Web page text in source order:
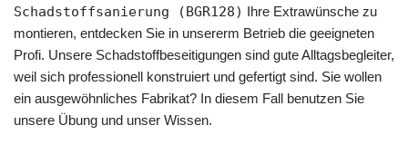
Schadstoffsanierung (BGR128) Ihre Extrawünsche zu
montieren, entdecken Sie in unsererm Betrieb die geeigneten
Profi. Unsere Schadstoffbeseitigungen sind gute Alltagsbegleiter,
weil sich professionell konstruiert und gefertigt sind. Sie wollen
ein ausgewöhnliches Fabrikat? In diesem Fall benutzen Sie
unsere Übung und unser Wissen.